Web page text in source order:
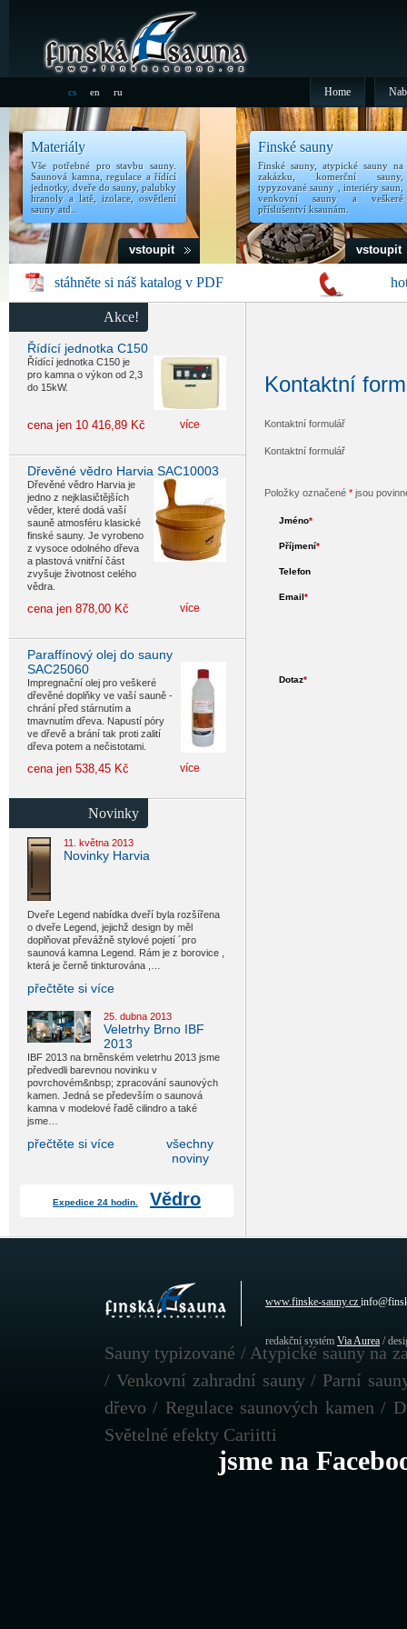
cs en ru Home
Materiály
Vše potřebné pro stavbu sauny.
Saunová kamna, regulace a řídící
jednotky, dveře do sauny, palubky
hranoly a latě, izolace, osvětlení
sauny atd..
vstoupit
Finské sauny
Finské sauny, atypické sauny na
zakázku, komerční sauny,
typyzované sauny , interiéry saun,
venkovní sauny a veškeré
příslušentví ksaunám.
vstoupit
stáhněte si náš katalog v PDF
Kontaktní
Kontaktní formulář
Kontaktní formulář
Položky označené * jsou
Jméno*
Příjmení*
Telefon
Email*
Dotaz*
Akce!
Řídící jednotka C150
Řídící jednotka C150 je
pro kamna o výkon od 2,3
do 15kW.
cena jen 10 416,89 Kč více
Dřevěné vědro Harvia SAC10003
Dřevěné vědro Harvia je
jedno z nejklasičtějších
věder, které dodá vaší
sauně atmosféru klasické
finské sauny. Je vyrobeno
z vysoce odolného dřeva
a plastová vnitřní část
zvyšuje životnost celého
vědra.
cena jen 878,00 Kč více
Paraffínový olej do sauny
SAC25060
Impregnační olej pro veškeré
dřevěné doplňky ve vaší sauně -
chrání před stárnutím a
tmavnutím dřeva. Napustí póry
ve dřevě a brání tak proti zalití
dřeva potem a nečistotami.
cena jen 538,45 Kč více
Novinky
11. května 2013
Novinky Harvia
Dveře Legend nabídka dveří byla rozšířena
o dveře Legend, jejichž design by měl
doplňovat převážně stylové pojetí ´pro
saunová kamna Legend. Rám je z borovice ,
která je černě tinkturována ,…
přečtěte si více
25. dubna 2013
Veletrhy Brno IBF
2013
IBF 2013 na brněnském veletrhu 2013 jsme
předvedli barevnou novinku v
povrchovém&nbsp; zpracování saunových
kamen. Jedná se především o saunová
kamna v modelové řadě cilindro a také
jsme…
přečtěte si více
všechny
noviny
Expedice 24 hodin. Vědro
www.finske-sauny.cz
redakční systém Via Aurea /
Sauny typizované / Atypické sauny na
/ Venkovní zahradní sauny / Parní
dřevo / Regulace saunových kamen /
Světelné efekty Cariitti
jsme na